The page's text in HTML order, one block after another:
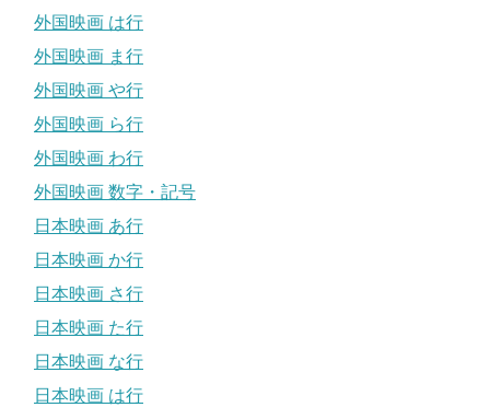
外国映画 は行
外国映画 ま行
外国映画 や行
外国映画 ら行
外国映画 わ行
外国映画 数字・記号
日本映画 あ行
日本映画 か行
日本映画 さ行
日本映画 た行
日本映画 な行
日本映画 は行